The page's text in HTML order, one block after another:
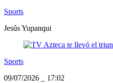
Sports
Jesús Yupanqui
Sports
09/07/2026
17:02